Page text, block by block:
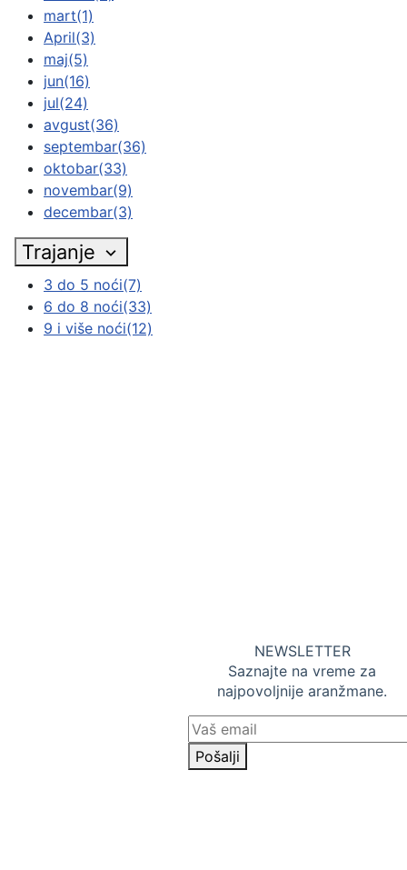
mart(1)
April(3)
maj(5)
jun(16)
jul(24)
avgust(36)
septembar(36)
oktobar(33)
novembar(9)
decembar(3)
Trajanje
3 do 5 noći(7)
6 do 8 noći(33)
9 i više noći(12)
NEWSLETTER
Saznajte na vreme za
najpovoljnije aranžmane.
Pošalji